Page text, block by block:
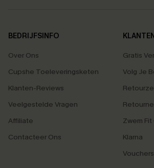
BEDRIJFSINFO
Over Ons
Cupshe Toeleveringsketen
Klanten-Reviews
Veelgestelde Vragen
Affiliate
Contacteer Ons
Gratis
Volg Je
Zwem
Klarna